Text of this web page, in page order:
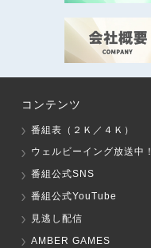
コンテンツ
番組表（２Ｋ／４Ｋ）
ウェルビーイング放送中！
番組公式SNS
番組公式YouTube
見逃し配信
AMBER GAMES